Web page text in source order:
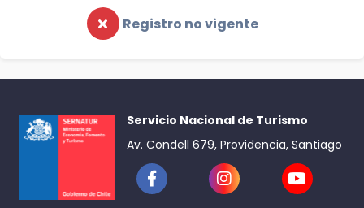
Registro no vigente
Servicio Nacional de Turismo
Av. Condell 679, Providencia, Santiago